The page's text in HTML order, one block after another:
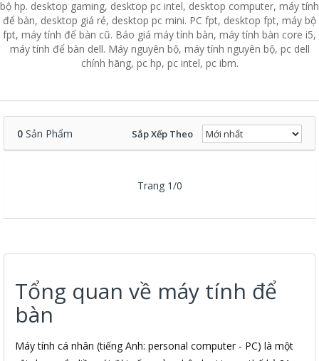
bộ hp. desktop gaming, desktop pc intel, desktop computer, máy tính
để bàn, desktop giá rẻ, desktop pc mini. PC fpt, desktop fpt, máy bộ
fpt, máy tính để bàn cũ. Báo giá máy tính bàn, máy tính bàn core i5,
máy tính để bàn dell. Máy nguyên bộ, máy tính nguyên bộ, pc dell
chính hãng, pc hp, pc intel, pc ibm.
0 Sản Phẩm Sắp Xếp Theo
Trang 1/0
Tổng quan về máy tính để
bàn
Máy tính cá nhân (tiếng Anh: personal computer - PC) là một